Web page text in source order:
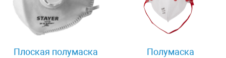
Плоская полумаска
Полумаска